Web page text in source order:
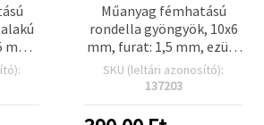
mm,
db)
Műanyag fémhatású
rondella gyöngyök, 10x6
mm, furat: 1,5 mm, ezüst
színű – 20 g (~54 db)
SKU (leltári azonosító):
137203